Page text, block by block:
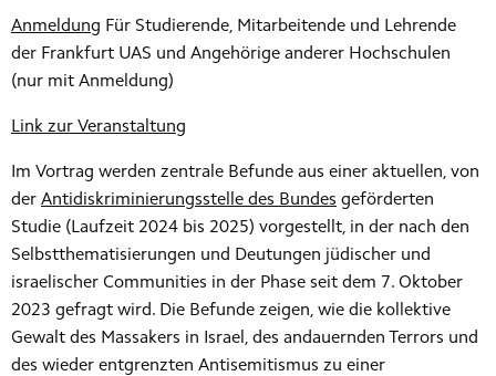
Anmeldung Für Studierende, Mitarbeitende und Lehrende
der Frankfurt UAS und Angehörige anderer Hochschulen
(nur mit Anmeldung)
Link zur Veranstaltung
Im Vortrag werden zentrale Befunde aus einer aktuellen, von
der Antidiskriminierungsstelle des Bundes geförderten
Studie (Laufzeit 2024 bis 2025) vorgestellt, in der nach den
Selbstthematisierungen und Deutungen jüdischer und
israelischer Communities in der Phase seit dem 7. Oktober
2023 gefragt wird. Die Befunde zeigen, wie die kollektive
Gewalt des Massakers in Israel, des andauernden Terrors und
des wieder entgrenzten Antisemitismus zu einer